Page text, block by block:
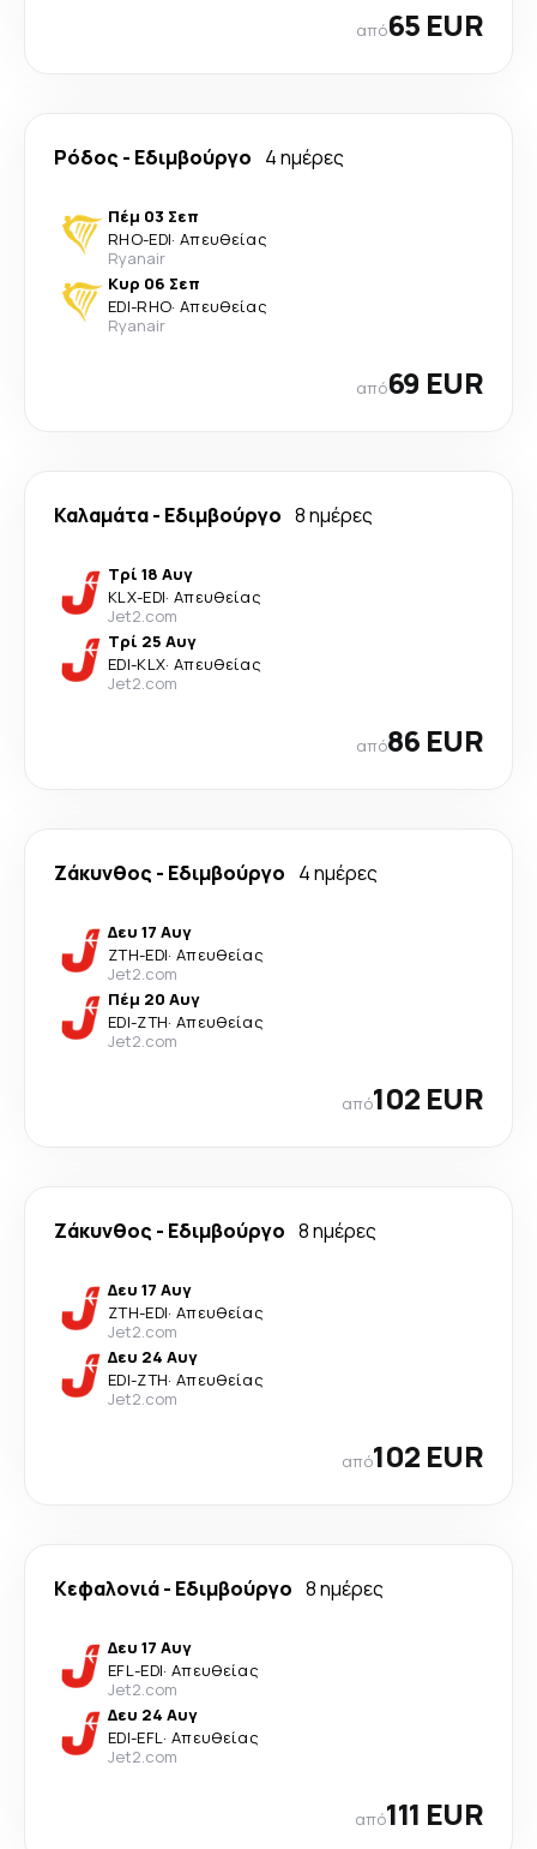
από65 EUR
Ρόδος - Εδιμβούργο 4 ημέρες
Πέμ 03 Σεπ
RHO-EDI· Απευθείας
Ryanair
Κυρ 06 Σεπ
EDI-RHO· Απευθείας
Ryanair
από69 EUR
Καλαμάτα- Εδιμβούργο 8 ημέρες
Τρί 18 Αυγ
KLX-EDI· Απευθείας
Jet2.com
Τρί 25 Αυγ
EDI-KLX· Απευθείας
Jet2.com
από86 EUR
Ζάκυνθος - Εδιμβούργο 4 ημέρες
Δευ 17 Αυγ
ZTH-EDI· Απευθείας
Jet2.com
Πέμ 20 Αυγ
EDI-ZTH· Απευθείας
Jet2.com
από102 EUR
Ζάκυνθος - Εδιμβούργο 8 ημέρες
Δευ 17 Αυγ
ZTH-EDI· Απευθείας
Jet2.com
Δευ 24 Αυγ
EDI-ZTH· Απευθείας
Jet2.com
από102 EUR
Κεφαλονιά- Εδιμβούργο 8 ημέρες
Δευ 17 Αυγ
EFL-EDI· Απευθείας
Jet2.com
Δευ 24 Αυγ
EDI-EFL· Απευθείας
Jet2.com
από111 EUR